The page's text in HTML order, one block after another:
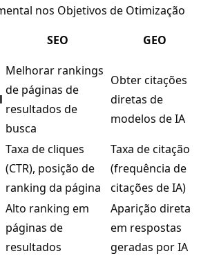
nos Objetivos de Otimização
SEO GEO
Melhorar rankings
de páginas de
resultados de
busca
Obter citações
diretas de
modelos de IA
Taxa de cliques
(CTR), posição de
ranking da página
Taxa de citação
(frequência de
citações de IA)
Alto ranking em
páginas de
resultados
Aparição direta
em respostas
geradas por IA